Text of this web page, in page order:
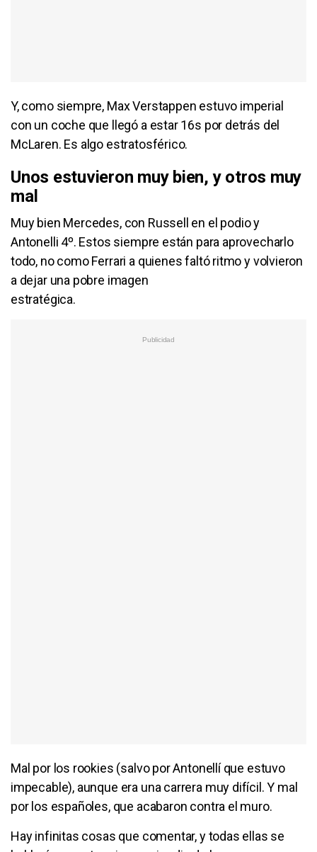
Y, como siempre, Max Verstappen estuvo imperial
con un coche que llegó a estar 16s por detrás del
McLaren. Es algo estratosférico.
Unos estuvieron muy bien, y otros muy
mal
Muy bien Mercedes, con Russell en el podio y
Antonelli 4º. Estos siempre están para aprovecharlo
todo, no como Ferrari a quienes faltó ritmo y volvieron
a dejar una pobre imagen
estratégica.
Mal por los rookies (salvo por Antonellí que estuvo
impecable), aunque era una carrera muy difícil. Y mal
por los españoles, que acabaron contra el muro.
Hay infinitas cosas que comentar, y todas ellas se